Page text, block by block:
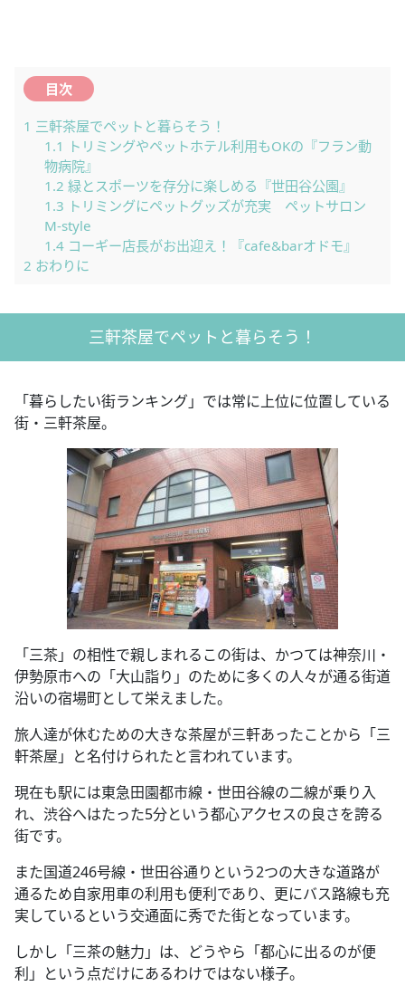
目次
1 三軒茶屋でペットと暮らそう！
1.1 トリミングやペットホテル利用もOKの『フラン動
物病院』
1.2 緑とスポーツを存分に楽しめる『世田谷公園』
1.3 トリミングにペットグッズが充実 ペットサロン
M-style
1.4コーギー店長がお出迎え！『cafe&barオドモ』
2 おわりに
三軒茶屋でペットと暮らそう！
「暮らしたい街ランキング」では常に上位に位置している
街・三軒茶屋。
「三茶」の相性で親しまれるこの街は、かつては神奈川・
伊勢原市への「大山詣り」のために多くの人々が通る街道
沿いの宿場町として栄えました。
旅人達が休むための大きな茶屋が三軒あったことから「三
軒茶屋」と名付けられたと言われています。
現在も駅には東急田園都市線・世田谷線の二線が乗り入
れ、渋谷へはたった5分という都心アクセスの良さを誇る
街です。
また国道246号線・世田谷通りという2つの大きな道路が
通るため自家用車の利用も便利であり、更にバス路線も充
実しているという交通面に秀でた街となっています。
しかし「三茶の魅力」は、どうやら「都心に出るのが便
利」という点だけにあるわけではない様子。